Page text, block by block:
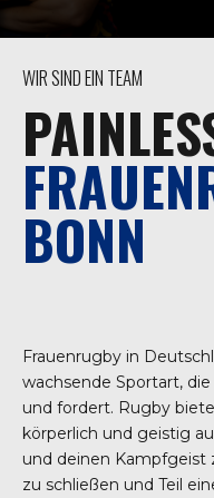
WIR SIND EIN TEAM
BONN
Frauenrugby in
wachsende Sportart,
und fordert. Rugby
körperlich und geistig
und deinen Kampfgeist
zu schließen und Teil